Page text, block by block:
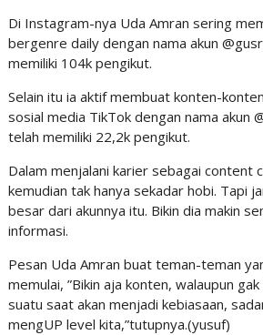
Di Instagram-nya Uda Amran sering
bergenre daily dengan nama akun
memiliki 104k pengikut.
Selain itu ia aktif membuat konten-
sosial media TikTok dengan nama akun
telah memiliki 22,2k pengikut.
Dalam menjalani karier sebagai content
kemudian tak hanya sekadar hobi. Tapi
besar dari akunnya itu. Bikin dia makin
informasi.
Pesan Uda Amran buat teman-teman
memulai, ”Bikin aja konten, walaupun
suatu saat akan menjadi kebiasaan,
mengUP level kita,”tutupnya.(yusuf)